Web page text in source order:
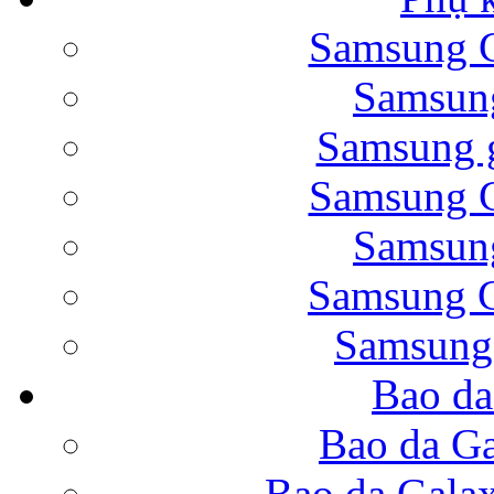
Bao da Samsung
Bao da Galaxy
Nắp lưng Samsung
Samsung
Samsung
Samsung
Bao
Bao da